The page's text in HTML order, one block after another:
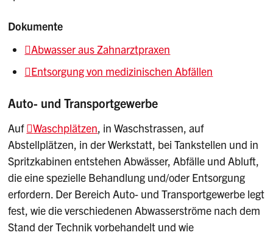
Dokumente
Abwasser aus Zahnarztpraxen
Entsorgung von medizinischen Abfällen
Auto- und Transportgewerbe
Auf Waschplätzen, in Waschstrassen, auf
Abstellplätzen, in der Werkstatt, bei Tankstellen und in
Spritzkabinen entstehen Abwässer, Abfälle und Abluft,
die eine spezielle Behandlung und/oder Entsorgung
erfordern. Der Bereich Auto- und Transportgewerbe legt
fest, wie die verschiedenen Abwasserströme nach dem
Stand der Technik vorbehandelt und wie